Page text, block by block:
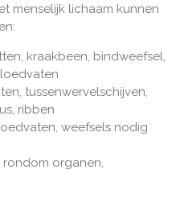
menselijk lichaam kunnen
kraakbeen, bindweefsel,
tussenwervelschijven,
ribben
weefsels nodig
rondom organen,